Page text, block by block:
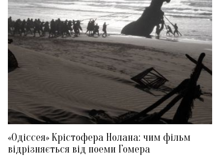
«Одіссея» Крістофера Нолана: чим фільм
відрізняється від поеми Гомера